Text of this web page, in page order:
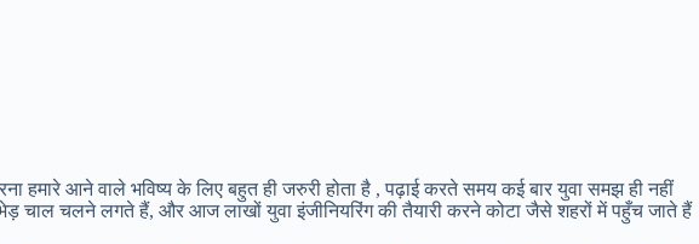
हमारे आने वाले भविष्य के लिए बहुत ही जरुरी होता है , पढ़ाई करते समय कई बार युवा समझ ही नहीं
चाल चलने लगते हैं, और आज लाखों युवा इंजीनियरिंग की तैयारी करने कोटा जैसे शहरों में पहुँच जाते हैं